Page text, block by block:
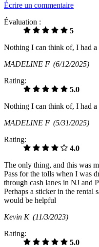
Écrire un commentaire
Évaluation :
5
Nothing I can think of, I had
MADELINE F (6/12/2025)
Rating:
5.0
Nothing I can think of, I had
MADELINE F (5/31/2025)
Rating:
4.0
The only thing, and this was
Pass for the tolls when I was
through cash lanes in NJ and
Perhaps a sticker in the rental
would be helpful
Kevin K (11/3/2023)
Rating:
5.0